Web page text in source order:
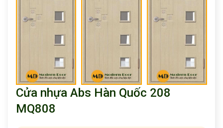
Cửa nhựa Abs Hàn Quốc 208
MQ808